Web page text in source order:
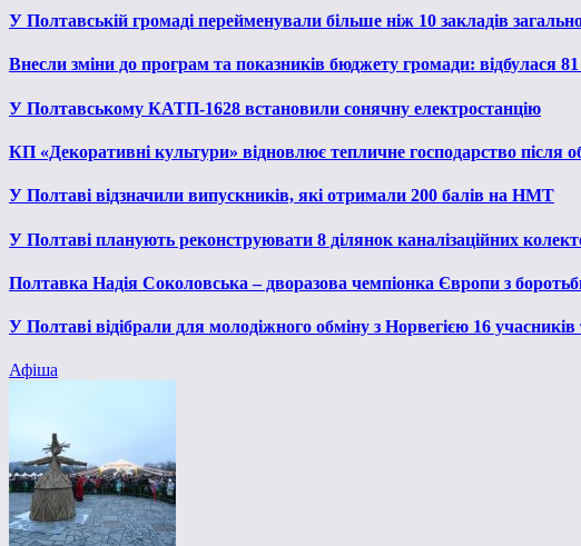
У Полтавській громаді перейменували більше ніж 10 закладів
Внесли зміни до програм та показників бюджету громади: відбулася 81
У Полтавському КАТП-1628 встановили сонячну електростанцію
КП «Декоративні культури» відновлює тепличне господарство після
У Полтаві відзначили випускників, які отримали 200 балів на НМТ
У Полтаві планують реконструювати 8 ділянок каналізаційних
Полтавка Надія Соколовська – дворазова чемпіонка Європи з
У Полтаві відібрали для молодіжного обміну з Норвегією 16
Афіша